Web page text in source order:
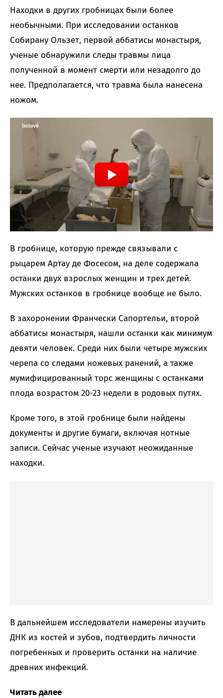
Находки в других гробницах были более
необычными. При исследовании останков
Собирану Ользет, первой аббатисы монастыря,
ученые обнаружили следы травмы лица
полученной в момент смерти или незадолго до
нее. Предполагается, что травма была нанесена
ножом.
В гробнице, которую прежде связывали с
рыцарем Артау де Фосесом, на деле содержала
останки двух взрослых женщин и трех детей.
Мужских останков в гробнице вообще не было.
В захоронении Франчески Сапортельи, второй
аббатисы монастыря, нашли останки как минимум
девяти человек. Среди них были четыре мужских
черепа со следами ножевых ранений, а также
мумифицированный торс женщины с останками
плода возрастом 20-23 недели в родовых путях.
Кроме того, в этой гробнице были найдены
документы и другие бумаги, включая нотные
записи. Сейчас ученые изучают неожиданные
находки.
В дальнейшем исследователи намерены изучить
ДНК из костей и зубов, подтвердить личности
погребенных и проверить останки на наличие
древних инфекций.
Читать далее